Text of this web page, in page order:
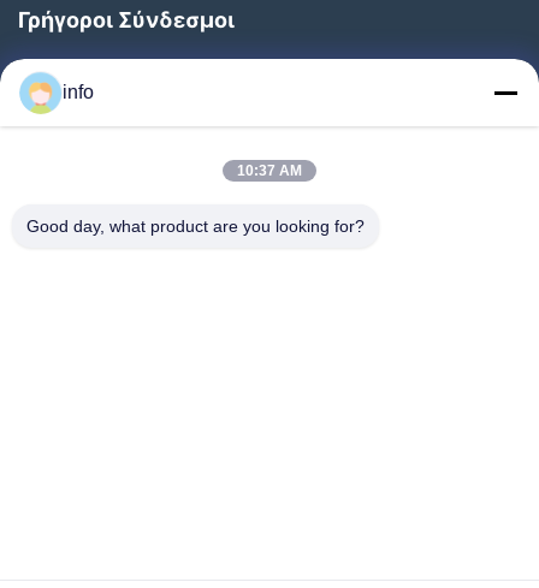
Γρήγοροι Σύνδεσμοι
Αρχική
Προϊόντα
Ξενάγηση Στο Εργοστάσιο
info
10:37 AM
Good day, what product are you looking for?